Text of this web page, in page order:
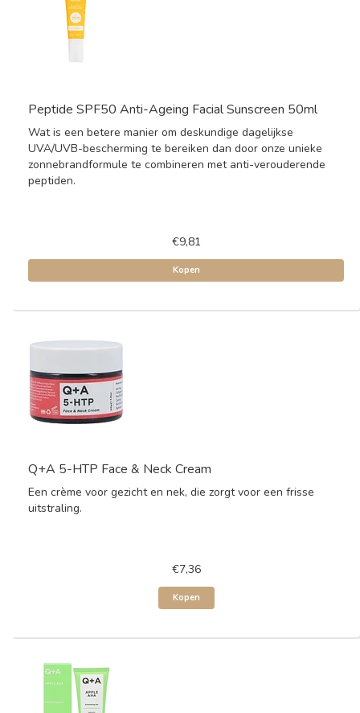
Peptide SPF50 Anti-Ageing Facial Sunscreen 50ml
Wat is een betere manier om deskundige dagelijkse
UVA/UVB-bescherming te bereiken dan door onze unieke
zonnebrandformule te combineren met anti-verouderende
peptiden.
€9,81
Kopen
Q+A 5-HTP Face & Neck Cream
Een crème voor gezicht en nek, die zorgt voor een frisse
uitstraling.
€7,36
Kopen